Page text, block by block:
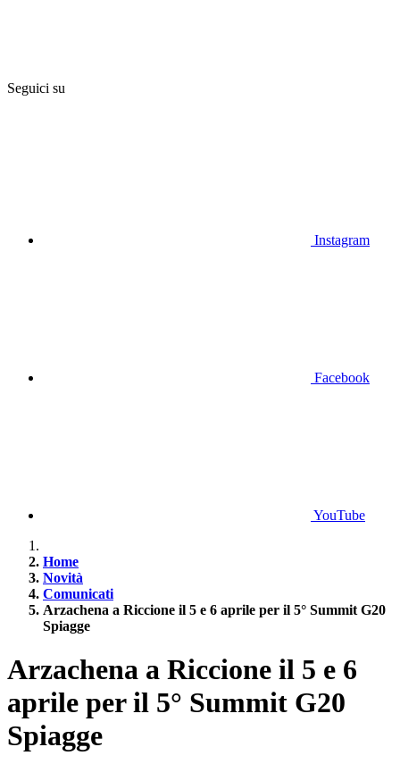
Seguici su
Instagram
Facebook
YouTube
Home
Novità
Comunicati
Arzachena a Riccione il 5 e 6 aprile per il 5° Summit G20
Spiagge
Arzachena a Riccione il 5 e 6
aprile per il 5° Summit G20
Spiagge